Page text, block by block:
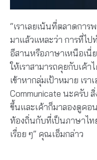
“เราเลยเน้นที่ตลาดกา
มาแล้วแหละว่า การที่ไ
อีสานหรือภาษาเหนือเนี่
ให้เราสามารถคุยกับเค้า
เข้าหากลุ่มเป้าหมาย เร
Communicate นะครับ
ขึ้นและเค้าก็มาลองดูคอ
ท้องถิ่นกับที่เป็นภาษาไท
เรื่อย ๆ” คุณเอ็มกล่าว